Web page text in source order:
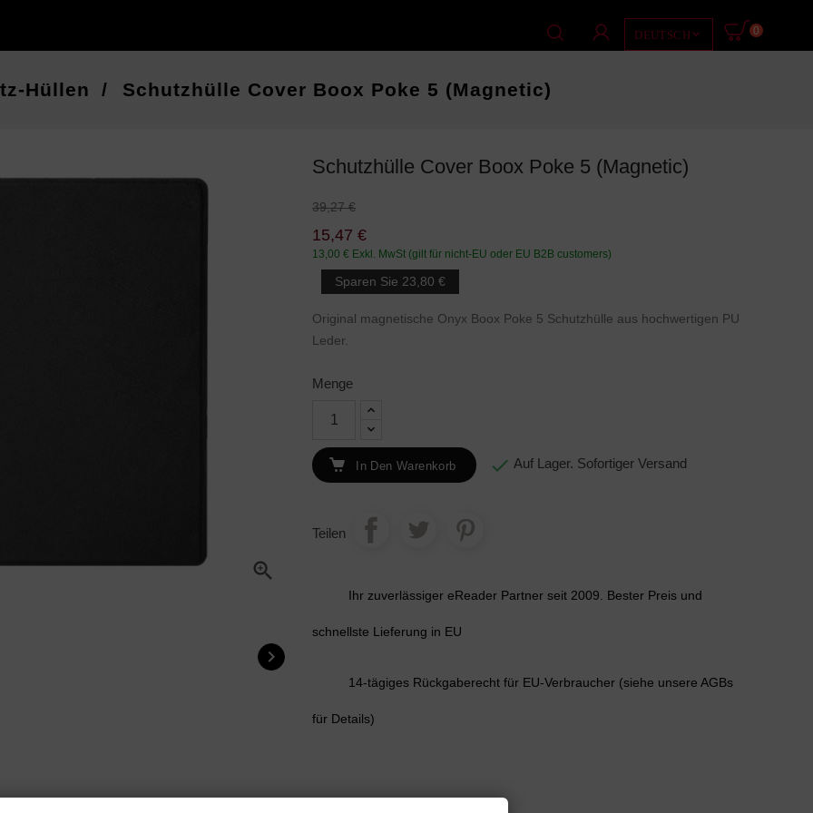
DEUTSCH 0
Hüllen Schutzhülle Cover Boox Poke 5 (Magnetic)


Schutzhülle Cover Boox Poke 5 (Magnetic)
39,27 €
15,47 €
13,00 € Exkl. MwSt (gilt für nicht-EU oder EU B2B customers)
Sparen Sie 23,80 €
Original magnetische Onyx Boox Poke 5 Schutzhülle aus hochwertigen PU
Leder.
Menge
In Den Warenkorb  Auf Lager. Sofortiger Versand
Teilen
Ihr zuverlässiger eReader Partner seit 2009. Bester Preis und
schnellste Lieferung in EU
14-tägiges Rückgaberecht für EU-Verbraucher (siehe unsere AGBs
für Details)